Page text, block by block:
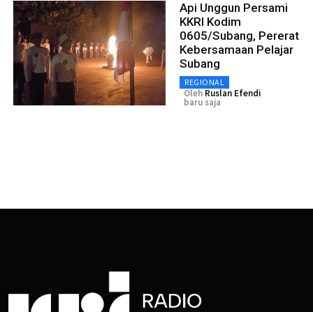
Api Unggun Persami
KKRI Kodim
0605/Subang, Pererat
Kebersamaan Pelajar
Subang
REGIONAL
Oleh Ruslan Efendi
baru saja